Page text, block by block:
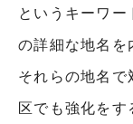
というキーワ
の詳細な地名を
それらの地名で
区でも強化をす